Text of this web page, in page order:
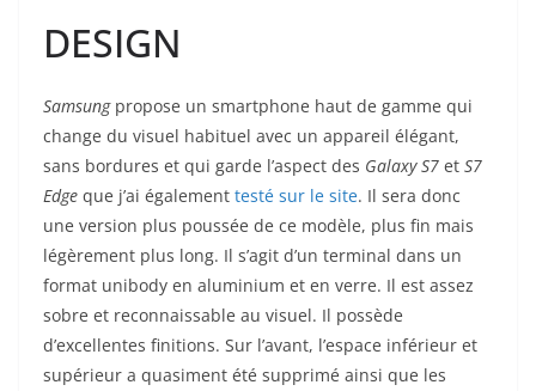
DESIGN
Samsung propose un smartphone haut de gamme qui
change du visuel habituel avec un appareil élégant,
sans bordures et qui garde l’aspect des Galaxy S7 et S7
Edge que j’ai également testé sur le site. Il sera donc
une version plus poussée de ce modèle, plus fin mais
légèrement plus long. Il s’agit d’un terminal dans un
format unibody en aluminium et en verre. Il est assez
sobre et reconnaissable au visuel. Il possède
d’excellentes finitions. Sur l’avant, l’espace inférieur et
supérieur a quasiment été supprimé ainsi que les